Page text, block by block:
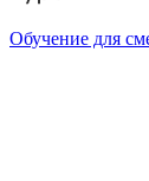
Обучение для